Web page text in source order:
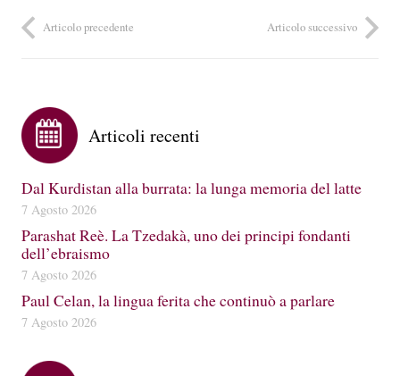
Articolo precedente Articolo successivo
Articoli recenti
Dal Kurdistan alla burrata: la lunga memoria del latte
7 Agosto 2026
Parashat Reè. La Tzedakà, uno dei principi fondanti
dell’ebraismo
7 Agosto 2026
Paul Celan, la lingua ferita che continuò a parlare
7 Agosto 2026